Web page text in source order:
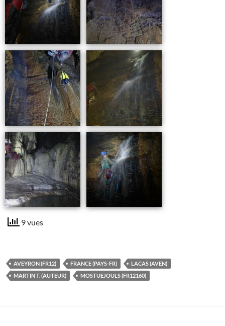
9 vues
AVEYRON (FR12) FRANCE (PAYS-FR)
LACAS (AVEN)
MARTIN T. (AUTEUR)
MOSTUEJOULS (FR12160)